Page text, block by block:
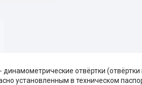
- динамометрические отвёртки
установленным в техническом